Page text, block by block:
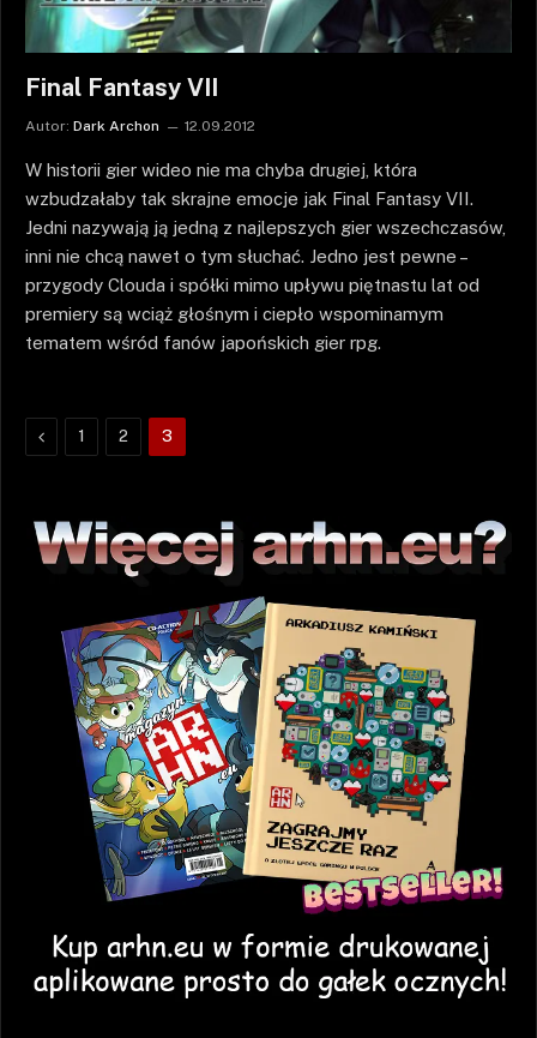
Final Fantasy VII
Autor: Dark Archon 12.09.2012
W historii gier wideo nie ma chyba drugiej, która
wzbudzałaby tak skrajne emocje jak Final Fantasy VII.
Jedni nazywają ją jedną z najlepszych gier wszechczasów,
inni nie chcą nawet o tym słuchać. Jedno jest pewne –
przygody Clouda i spółki mimo upływu piętnastu lat od
premiery są wciąż głośnym i ciepło wspominamym
tematem wśród fanów japońskich gier rpg.
Poprzednie
1 2 3